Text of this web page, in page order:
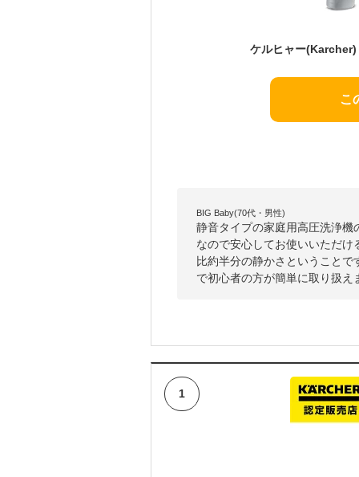
ケルヒャー
こ
BIG Baby(70代・男性)
静音タイプの家庭用高圧洗浄
なので安心してお使いいただ
比約半分の静かさということ
で初心者の方が簡単に取り扱え
1